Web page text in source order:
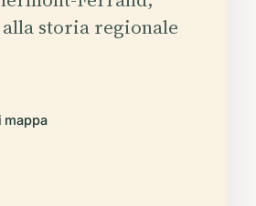
storia regionale
mappa